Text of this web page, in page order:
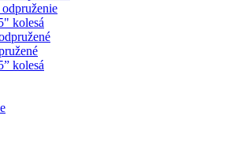
kolesá
kolesá